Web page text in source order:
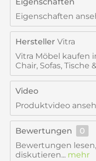
Eigenschaften
Hersteller Vitra
Vitra Möbel kaufen
Chair, Sofas, Tische
Video
Produktvideo
Bewertungen
0
Bewertungen
diskutieren... mehr